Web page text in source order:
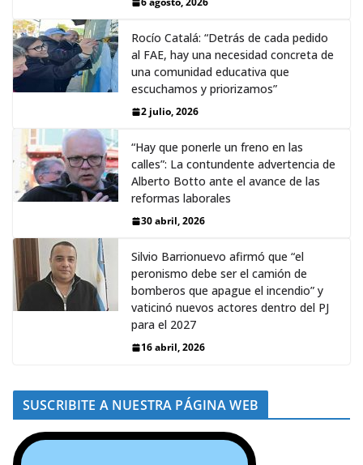
Rocío Catalá: “Detrás de cada pedido
al FAE, hay una necesidad concreta de
una comunidad educativa que
escuchamos y priorizamos”
2 julio, 2026
“Hay que ponerle un freno en las
calles”: La contundente advertencia de
Alberto Botto ante el avance de las
reformas laborales
30 abril, 2026
Silvio Barrionuevo afirmó que “el
peronismo debe ser el camión de
bomberos que apague el incendio” y
vaticinó nuevos actores dentro del PJ
para el 2027
16 abril, 2026
SUSCRIBITE A NUESTRA PÁGINA WEB